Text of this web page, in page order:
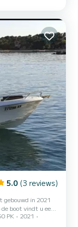
Adriatische Zee,
5.0 (3 reviews)
gebouwd in 2021
boot vindt u een
douche, radio
Marine 670
PK
2021